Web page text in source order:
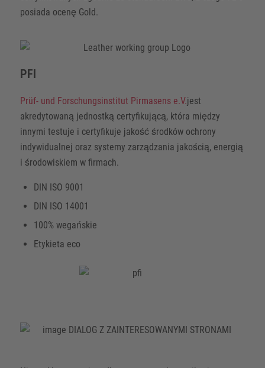
posiada ocenę Gold.
PFI
Prüf- und Forschungsinstitut Pirmasens e.V.jest
akredytowaną jednostką certyfikującą, która między
innymi testuje i certyfikuje jakość środków ochrony
indywidualnej oraz systemy zarządzania jakością, energią
i środowiskiem w firmach.
DIN ISO 9001
DIN ISO 14001
100% wegańskie
Etykieta eco